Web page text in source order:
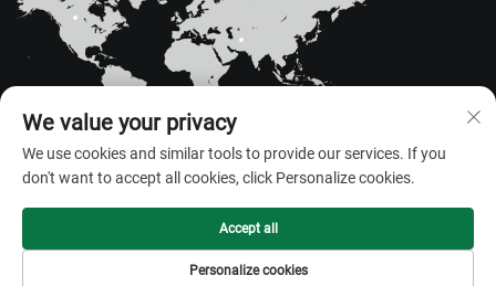
ng karapatan ay nakareserba. — Patakaran sa Pagkakapribado
We value your privacy
We use cookies and similar tools to provide our services. If you
don't want to accept all cookies, click Personalize cookies.
Personalize cookies
Accept all